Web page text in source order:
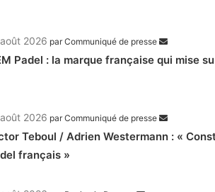
2026 parCommuniqué de presse
Padel : la marque française qui mise
2026 parCommuniqué de presse
Teboul / Adrien Westermann : «
français »